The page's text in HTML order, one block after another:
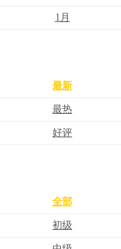
1月
最新
最热
好评
全部
初级